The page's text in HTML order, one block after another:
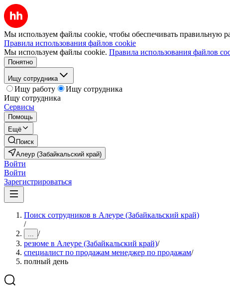
Мы используем файлы cookie, чтобы обеспечивать правильную
Правила использования файлов cookie
Мы используем файлы cookie. Правила использования файлов
Понятно
Ищу сотрудника
Ищу работу
Ищу сотрудника
Ищу сотрудника
Сервисы
Помощь
Ещё
Поиск
Алеур (Забайкальский край)
Войти
Войти
Зарегистрироваться
Поиск сотрудников в Алеуре (Забайкальский край)
/
... /
резюме в Алеуре (Забайкальский край)/
специалист по продажам менеджер по продажам/
полный день